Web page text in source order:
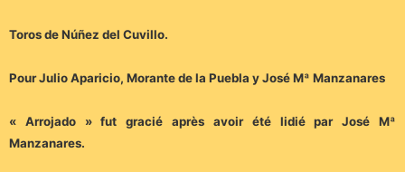
Toros de Núñez del Cuvillo.
Pour Julio Aparicio, Morante de la Puebla y José Mª Manzanares
« Arrojado » fut gracié après avoir été lidié par José Mª
Manzanares.